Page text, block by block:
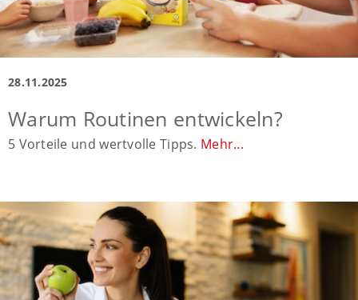
28.11.2025
Warum Routinen entwickeln?
5 Vorteile und wertvolle Tipps. Mehr...